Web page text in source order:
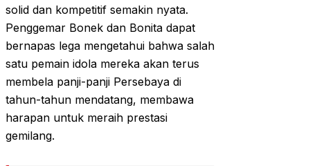
solid dan kompetitif semakin nyata.
Penggemar Bonek dan Bonita dapat
bernapas lega mengetahui bahwa salah
satu pemain idola mereka akan terus
membela panji-panji Persebaya di
tahun-tahun mendatang, membawa
harapan untuk meraih prestasi
gemilang.